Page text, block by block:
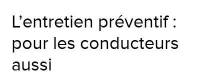
L’entretien préventif :
pour les conducteurs
aussi